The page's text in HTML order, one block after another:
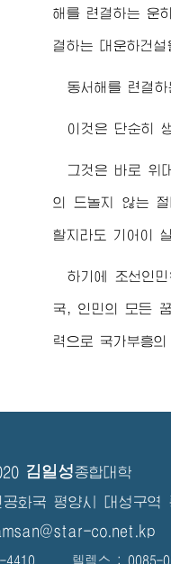
해를 련결하는 운
결하는 대운하건
동서해를 련결
이것은 단순히
그것은 바로 위
의 드놀지 않는
할지라도 기어이
하기에 조선인
국, 인민의 모든
력으로 국가부흥
김일성종합대학
공화국 평양시 대성구역
co.net.kp
4410 텔렉스 : 0085-